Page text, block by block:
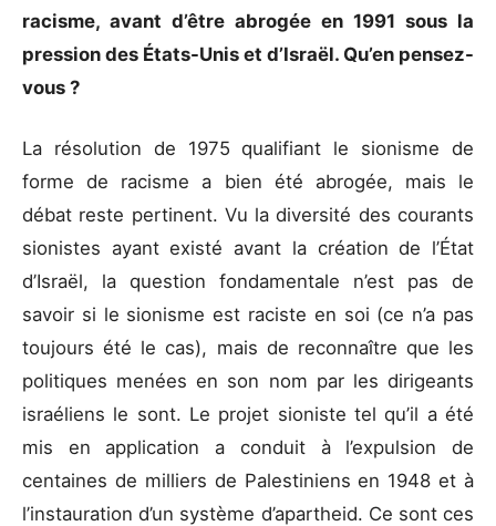
racisme, avant d’être abrogée en 1991 sous la
pression des États-Unis et d’Israël. Qu’en pensez-
vous ?
La résolution de 1975 qualifiant le sionisme de
forme de racisme a bien été abrogée, mais le
débat reste pertinent. Vu la diversité des courants
sionistes ayant existé avant la création de l’État
d’Israël, la question fondamentale n’est pas de
savoir si le sionisme est raciste en soi (ce n’a pas
toujours été le cas), mais de reconnaître que les
politiques menées en son nom par les dirigeants
israéliens le sont. Le projet sioniste tel qu’il a été
mis en application a conduit à l’expulsion de
centaines de milliers de Palestiniens en 1948 et à
l’instauration d’un système d’apartheid. Ce sont ces